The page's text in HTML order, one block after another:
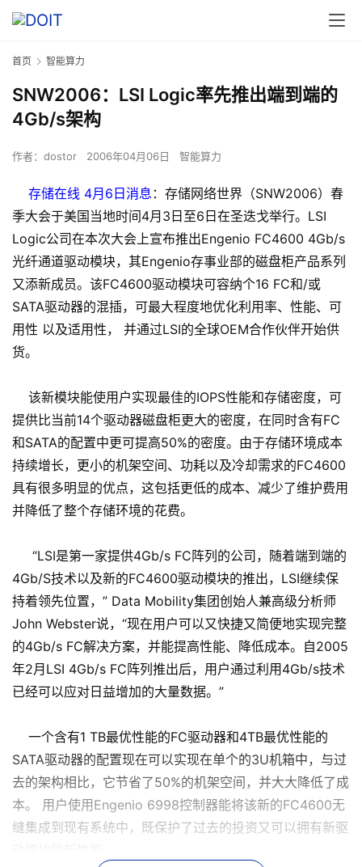
首页 智能算力
SNW2006：LSI Logic率先推出端到端的
4Gb/s架构
作者： dostor 2006年04月06日 智能算力
存储在线 4月6日消息 ：存储网络世界（SNW2006）春
季大会于美国当地时间4月3日至6日在圣迭戈举行。LSI
Logic公司在本次大会上宣布推出Engenio FC4600 4Gb/s
光纤通道驱动模块，其Engenio存事业部的磁盘柜产品系列
又添新成员。该FC4600驱动模块可容纳个16 FC和/或
SATA驱动器的混插，可最大程度地优化利用率、性能、可
用性 以及适用性， 并通过LSI的全球OEM合作伙伴开始供
货。
该新模块能使用户实现最佳的IOPS性能和存储密度，可
提供比当前14个驱动器磁盘柜更大的密度，在同时含有FC
和SATA的配置中更可提高50%的密度。由于存储环境成本
持续增长，更小的机架空间、功耗以及冷却需求的FC4600
具有很多明显的优点，这包括更低的成本、减少了维护费用
并降低了整个存储环境的花费。
“LSI是第一家提供4Gb/s FC阵列的公司，随着端到端的
4Gb/S技术以及新的FC4600驱动模块的推出，LSI继续保
持着领先位置，” Data Mobility集团创始人兼高级分析师
John Webster说，“现在用户可以又快捷又简便地实现完整
的4Gb/s FC解决方案，并能提高性能、降低成本。自2005
年2月LSI 4Gb/s FC阵列推出后，用户通过利用4Gb/s技术
已经可以应对日益增加的大量数据。”
一个含有1 TB最优性能的FC驱动器和4TB最优性能的
SATA驱动器的配置现在可以实现在单个的3U机箱中，与过
去的架构相比，它节省了50%的机架空间，并大大降低了成
本。 用户使用Engenio 6998控制器能将该新的FC4600无
缝集成到现有系统中，既保护了过去的投资又可以拥有新驱